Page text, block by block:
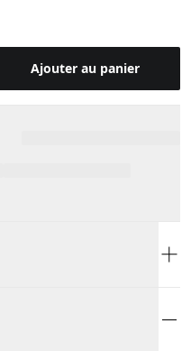
Ajouter au panier